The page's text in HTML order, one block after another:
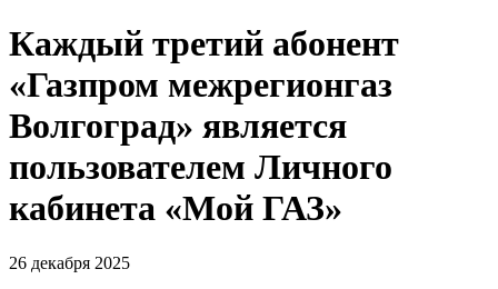
Каждый третий абонент
«Газпром межрегионгаз
Волгоград» является
пользователем Личного
кабинета «Мой ГАЗ»
26 декабря 2025